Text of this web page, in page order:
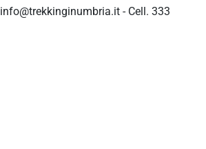
info@trekkinginumbria.it - Cell. 333